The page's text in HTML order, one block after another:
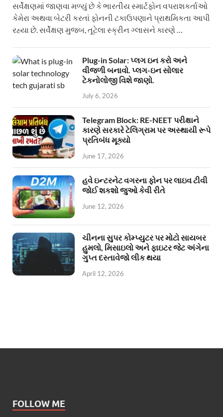
સર્વેક્ષણમાં જાણવા મળ્યું છે કે ભારતીય સ્માર્ટફોન વપરાશકર્તાઓ
કેમેરા અથવા બેટરી કરતાં ફોનની ટકાઉપણાને પ્રાથમિકતા આપી
રહ્યા છે. સર્વેક્ષણ મુજબ, તૂટેલા સ્ક્રીન ગ્લાસને કારણે …
Plug-in Solar: પ્લગ ઇન કરો અને
વીજળી બનાવો. પ્લગ-ઇન સોલાર
ટેકનોલોજી વિશે જાણો.
July 6, 2026
Telegram Block: RE-NEET પરીક્ષાને
કારણે સરકારે ટેલિગ્રામ પર અસ્થાયી રૂપે
પ્રતિબંધ મૂક્યો
June 17, 2026
હવે ઇન્ટરનેટ વગરના ફોન પર લાઇવ ટીવી
જોઈ શકશો જુઓ કેવી રીતે
June 12, 2026
ચીનના સુપર કોમ્પ્યુટર પર મોટો સાયબર
હુમલો, મિસાઇલો અને ફાઇટર જેટ અંગેના
ગુપ્ત દસ્તાવેજો લીક થયા
April 12, 2026
FOLLOW ME